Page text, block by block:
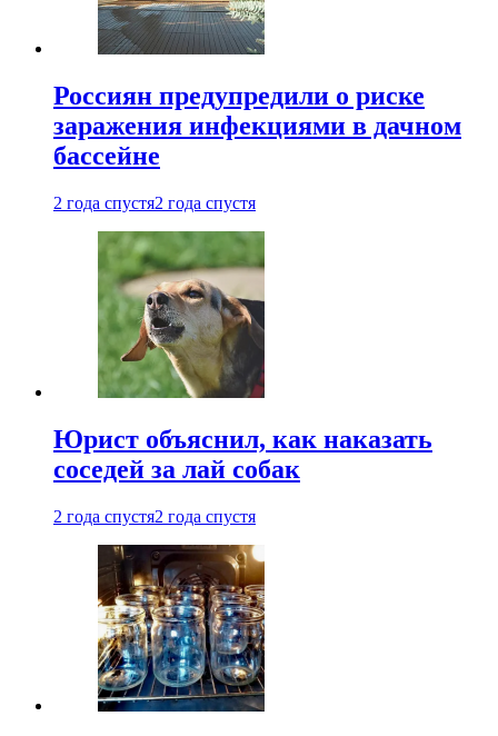
Россиян предупредили о риске
заражения инфекциями в дачном
бассейне
2 года спустя2 года спустя
Юрист объяснил, как наказать
соседей за лай собак
2 года спустя2 года спустя